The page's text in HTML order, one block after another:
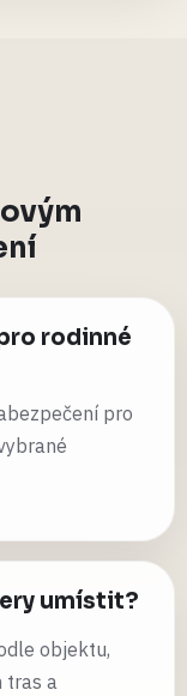
rodinné
pro
umístit?
objektu,
tras a